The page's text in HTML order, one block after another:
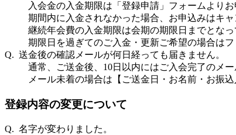
入会金の入金期限は「登録申請」フォームより
期間内に入金されなかった場合、お申込みはキ
継続年会費の入金期限は会期の期限日までとな
期限日を過ぎてのご入金・更新ご希望の場合は
Q. 送金後の確認メールが何日経っても届きません。
通常、ご送金後、10日以内にはご入会完了のメー
メール未着の場合は【ご送金日・お名前・お振込
登録内容の変更について
Q. 名字が変わりました。